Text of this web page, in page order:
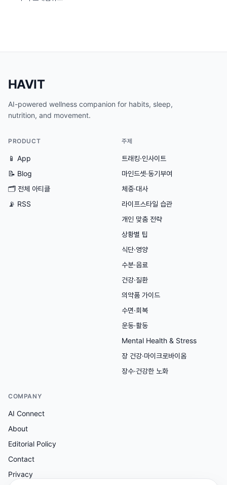
HAVIT
AI-powered wellness companion for habits, sleep,
nutrition, and movement.
PRODUCT
📱 App
📝 Blog
🗂 전체 아티클
📡 RSS
주제
트래킹·인사이트
마인드셋·동기부여
체중·대사
라이프스타일 습관
개인 맞춤 전략
상황별 팁
식단·영양
수분·음료
건강·질환
의약품 가이드
수면·회복
운동·활동
Mental Health & Stress
장 건강·마이크로바이옴
장수·건강한 노화
COMPANY
AI Connect
About
Editorial Policy
Contact
Privacy